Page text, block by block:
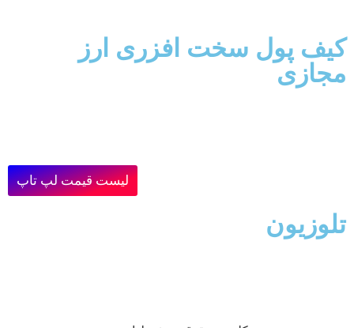
کیف پول سخت افزری ارز
مجازی
لیست قیمت لپ تاپ
تلوزیون